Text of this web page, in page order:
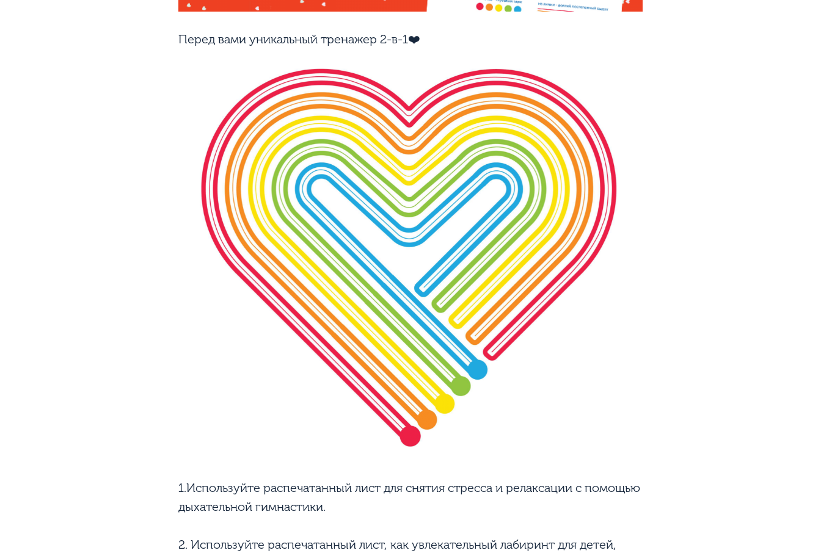
Перед вами уникальный тренажер 2-в-1❤️
1.Используйте распечатанный лист для снятия стресса и релаксации с помощью
дыхательной гимнастики.
2. Используйте распечатанный лист, как увлекательный лабиринт для детей,